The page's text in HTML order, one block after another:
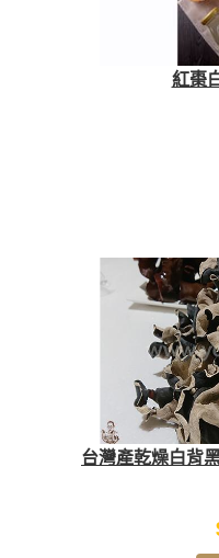
紅棗
台灣產乾燥白背